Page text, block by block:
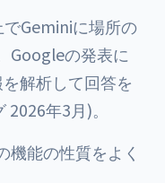
Geminiに場所の
Googleの発表に
解析して回答を
年3月)。
機能の性質をよく